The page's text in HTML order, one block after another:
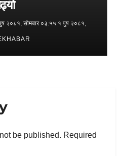
२०८१, सोमबार ०३:५५ १ पुष २०८१,
be published. Required